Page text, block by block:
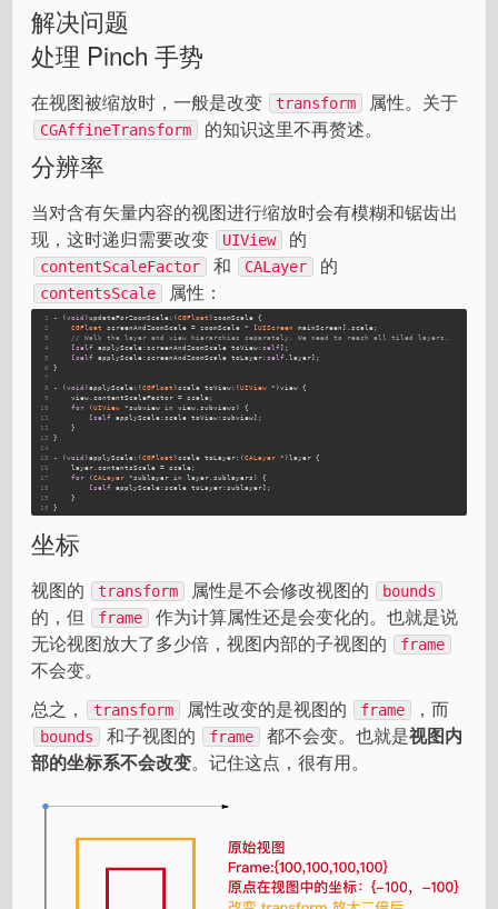
解决问题
处理 Pinch 手势
在视图被缩放时，一般是改变 transform 属性。关于
CGAffineTransform 的知识这里不再赘述。
分辨率
当对含有矢量内容的视图进行缩放时会有模糊和锯齿出
现，这时递归需要改变
UIView 的
contentScaleFactor 和 CALayer 的
contentsScale 属性：
1
2
3
4
5
6
7
8
9
10
11
12
13
14
15
16
17
18
19
20
- (void )updateForZoomScale:(CGFloat )zoomScale {
CGFloat
screenAndZoomScale = zoomScale * [UIScreen
mainScreen].scale;
// Walk the layer and view hierarchies separately. We need to reach all tiled layers.
    [
self applyScale:screenAndZoomScale toView:self ];
    [
self applyScale:screenAndZoomScale toLayer:self
.layer];
}
- (void )applyScale:(CGFloat )scale toView:(UIView *)view {
    view.contentScaleFactor = scale;
for (UIView *subview in
view.subviews) {
        [
self
applyScale:scale toView:subview];
    }
}
- (void )applyScale:(CGFloat )scale toLayer:(CALayer *)layer {
    layer.contentsScale = scale;
for (CALayer *sublayer in
layer.sublayers) {
        [
self
applyScale:scale toLayer:sublayer];
    }
}
坐标
视图的 transform 属性是不会修改视图的 bounds
的，但 frame
作为计算属性还是会变化的。也就是说
无论视图放大了多少倍，视图内部的子视图的
frame
不会变。
总之，
transform 属性改变的是视图的 frame ，而
bounds 和子视图的 frame 都不会变。也就是视图内
部的坐标系不会改变。记住这点，很有用。